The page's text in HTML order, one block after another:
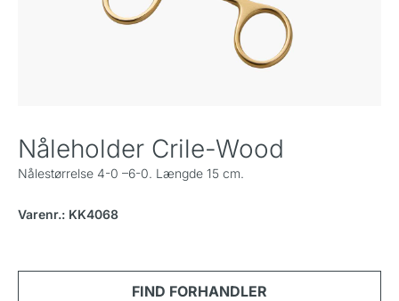
Nåleholder Crile-Wood
Nålestørrelse 4-0 –6-0. Længde 15 cm.
Varenr.: KK4068